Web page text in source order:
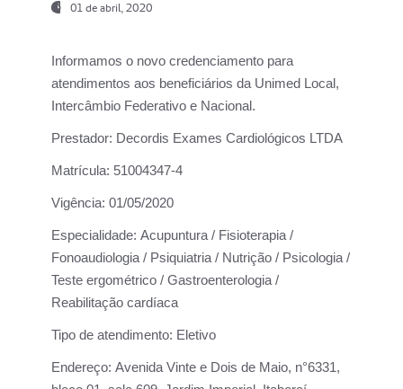
01 de abril, 2020
Informamos o novo credenciamento para
atendimentos aos beneficiários da Unimed Local,
Intercâmbio Federativo e Nacional.
Prestador: Decordis Exames Cardiológicos LTDA
Matrícula: 51004347-4
Vigência: 01/05/2020
Especialidade: Acupuntura / Fisioterapia /
Fonoaudiologia / Psiquiatria / Nutrição / Psicologia /
Teste ergométrico / Gastroenterologia /
Reabilitação cardíaca
Tipo de atendimento: Eletivo
Endereço: Avenida Vinte e Dois de Maio, n°6331,